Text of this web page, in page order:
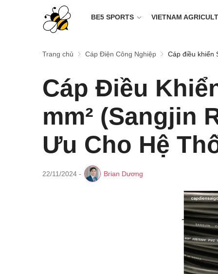
BE5 SPORTS VIETNAM
Trang chủ Cáp Điện Công Nghiệp Cáp điều khiển
Cáp Điều
mm² (Sangjin
Ưu Cho Hệ
22/11/2024 - Brian Dương